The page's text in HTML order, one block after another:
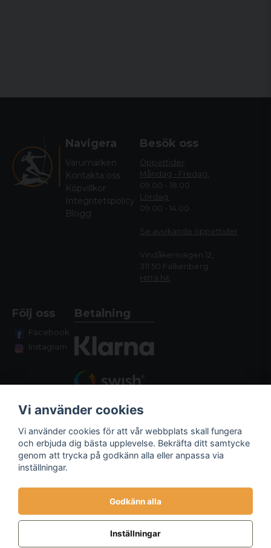
Navigera
Varumärken
Kontakta oss
Köpvillkor
Integritetspolicy
Blogg
Besök oss
Öppettider
Måndag - Fredag:
09.00 - 18.00
Lördag:
09.00 - 14.00
Se avvikande öppettider
Vindåkersvägen 12,
311 50 Falkenberg
Hitta hit
Följ oss
Facebook
Instagram
Betalning
Fraktalternativ
Vi använder cookies
Vi använder cookies för att vår webbplats skall fungera
och erbjuda dig bästa upplevelse. Bekräfta ditt samtycke
genom att trycka på godkänn alla eller anpassa via
inställningar.
Godkänn alla
Inställningar